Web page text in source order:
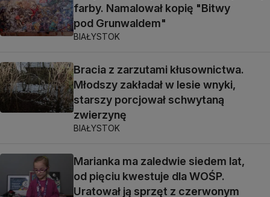
farby. Namalował kopię "Bitwy
pod Grunwaldem"
BIAŁYSTOK
Bracia z zarzutami kłusownictwa.
Młodszy zakładał w lesie wnyki,
starszy porcjował schwytaną
zwierzynę
BIAŁYSTOK
Marianka ma zaledwie siedem lat,
od pięciu kwestuje dla WOŚP.
Uratował ją sprzęt z czerwonym